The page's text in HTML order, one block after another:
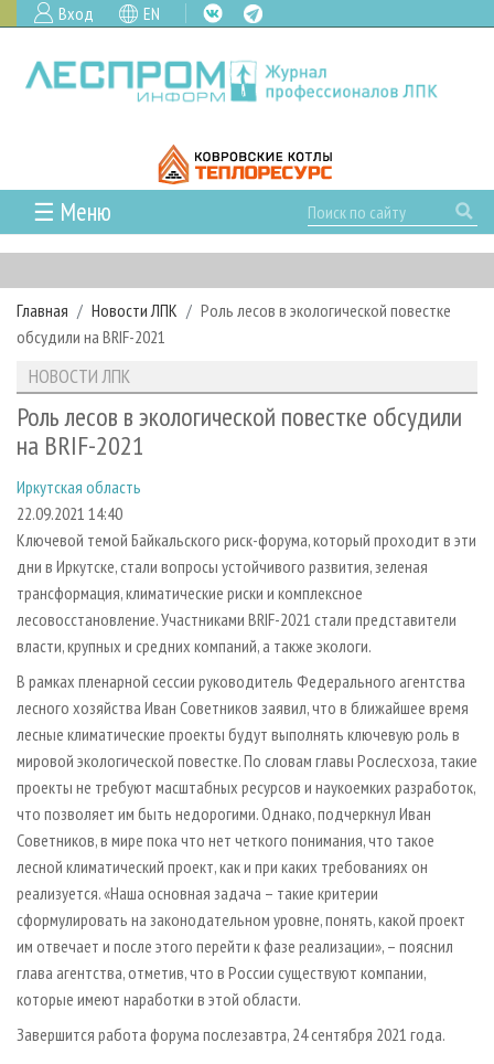
Вход EN
☰ Меню
ГЛАВНАЯ
РУБРИКИ И ТЕМЫ
РУБРИКИ ЖУРНАЛА
ЛЕСОЗАГОТОВКА
ЛЕСОПИЛЕНИЕ
СУШКА ДРЕВЕСИНЫ
ПРОИЗВОДСТВО ДРЕВЕСНЫХ ПЛИТ
ДЕРЕВЯННОЕ ДОМОСТРОЕНИЕ
ПРОИЗВОДСТВО МЕБЕЛИ
БИОЭНЕРГЕТИКА
ЦБП
ИНСТРУМЕНТ И МАТЕРИАЛЫ
НОВОСТИ
НОВОСТИ ЛПК
НОВОСТИ ЖУРНАЛА
ПРОЕКТЫ ЛПИ
АНАЛИТИКА
ПРЕДПРИЯТИЯ ЛПК
ПЕРСОНЫ
МОБИЛЬНЫЕ ВЫСТАВКИ
ОФИЦИАЛЬНЫЕ ДЕЛЕГАЦИИ
ПРИОРИТЕТНЫЕ ИНВЕСТПРОЕКТЫ
RUSSIAN FORESTRY REVIEW
ГАЗЕТА ЛЕСПРОМФОРУМ
БИБЛИОТЕКА СПЕЦИАЛИСТА
АРХИВ ЖУРНАЛОВ
СТАТЬИ
О ЖУРНАЛЕ
ПОДПИСКА
КОНТАКТЫ
РЕКЛАМОДАТЕЛЯМ
РЕКЛАМА
РЕКЛАМА НА САЙТЕ
Главная Новости ЛПК
Роль лесов в экологической повестке
обсудили на BRIF-2021
НОВОСТИ ЛПК
Роль лесов в экологической повестке обсудили
на BRIF-2021
Иркутская область
22.09.2021 14:40
Ключевой темой Байкальского риск-форума, который проходит в эти
дни в Иркутске, стали вопросы устойчивого развития, зеленая
трансформация, климатические риски и комплексное
лесовосстановление. Участниками BRIF-2021 стали представители
власти, крупных и средних компаний, а также экологи.
В рамках пленарной сессии руководитель Федерального агентства
лесного хозяйства Иван Советников заявил, что в ближайшее время
лесные климатические проекты будут выполнять ключевую роль в
мировой экологической повестке. По словам главы Рослесхоза, такие
проекты не требуют масштабных ресурсов и наукоемких разработок,
что позволяет им быть недорогими. Однако, подчеркнул Иван
Советников, в мире пока что нет четкого понимания, что такое
лесной климатический проект, как и при каких требованиях он
реализуется. «Наша основная задача – такие критерии
сформулировать на законодательном уровне, понять, какой проект
им отвечает и после этого перейти к фазе реализации», – пояснил
глава агентства, отметив, что в России существуют компании,
которые имеют наработки в этой области.
Завершится работа форума послезавтра, 24 сентября 2021 года.